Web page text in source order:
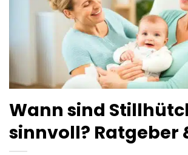
Wann sind
sinnvoll? Ratgeber